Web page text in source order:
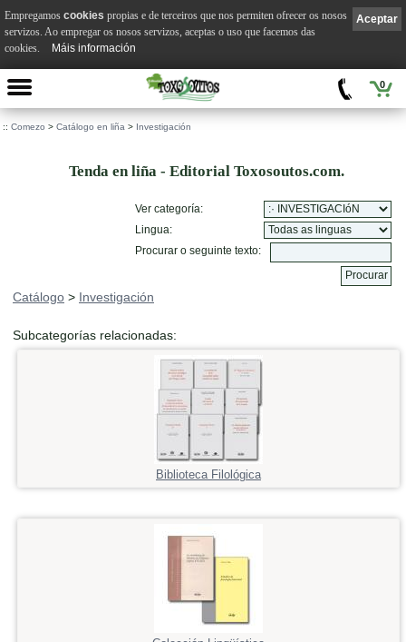
0
:: Comezo > Catálogo en liña > Investigación
Tenda en liña - Editorial Toxosoutos.com.
Ver categoría:
Lingua:
Procurar o seguinte texto:
Catálogo > Investigación
Subcategorías relacionadas:
Biblioteca Filológica
Aceptar
Empregamos cookies propias e de terceiros que nos permiten ofrecer os nosos
servizos. Ao empregar os nosos servizos, aceptas o uso que facemos das
cookies.
Máis información